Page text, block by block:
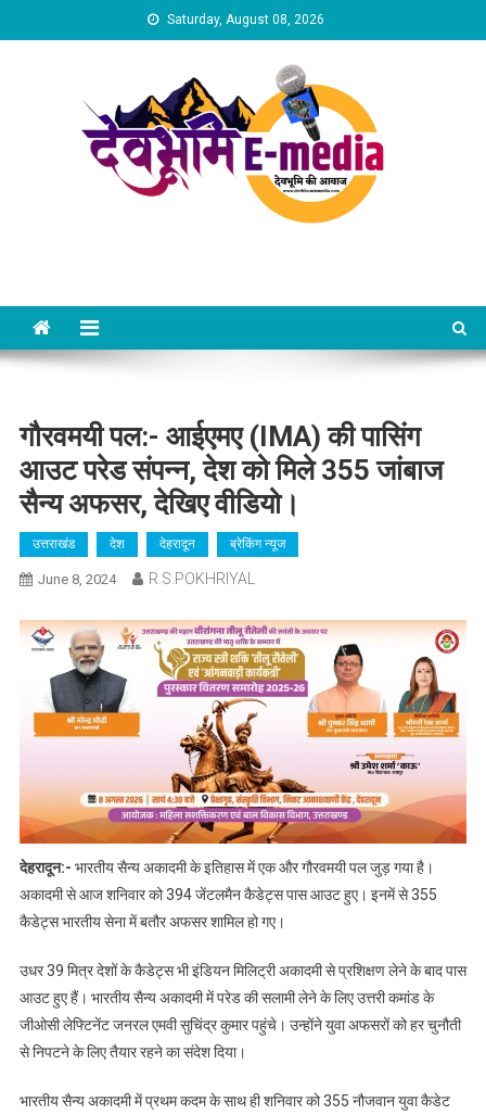
to
Saturday, August 08, 2026
गौरवमयी पल:- आईएमए (IMA) की पासिंग
आउट परेड संपन्न, देश को मिले 355 जांबाज
सैन्य अफसर, देखिए वीडियो।
उत्तराखंड देश देहरादून ब्रेकिंग न्यूज
June 8, 2024 R.S.POKHRIYAL
देहरादून:- भारतीय सैन्य अकादमी के इतिहास में एक और गौरवमयी पल जुड़ गया है।
अकादमी से आज शनिवार को 394 जेंटलमैन कैडेट्स पास आउट हुए। इनमें से 355
कैडेट्स भारतीय सेना में बतौर अफसर शामिल हो गए।
उधर 39 मित्र देशों के कैडेट्स भी इंडियन मिलिट्री अकादमी से प्रशिक्षण लेने के बाद पास
आउट हुए हैं। भारतीय सैन्य अकादमी में परेड की सलामी लेने के लिए उत्तरी कमांड के
जीओसी लेफ्टिनेंट जनरल एमवी सुचिंद्र कुमार पहुंचे। उन्होंने युवा अफसरों को हर चुनौती
से निपटने के लिए तैयार रहने का संदेश दिया।
भारतीय सैन्य अकादमी में प्रथम कदम के साथ ही शनिवार को 355 नौजवान युवा कैडेट